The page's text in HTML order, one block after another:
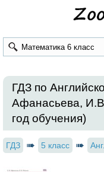
ГДЗ по
Афанасьева,
год обучения)
ГДЗ 5 класс